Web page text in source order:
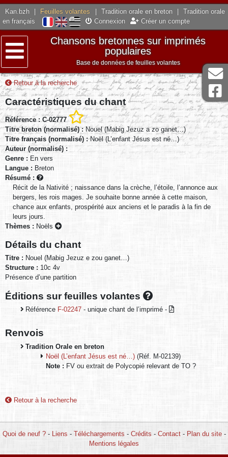
Kan.bzh Feuilles volantes Tradition orale en breton
Tradition orale
en français
Connexion Créer un compte
Menu
Chansons bretonnes sur imprimés
populaires
Base de données de feuilles volantes
Retour à la recherche
Caractéristiques du chant
Référence : C-02777
Titre breton (normalisé) :Nouel (Mabig Jezuz a zo ganet…)
Titre français (normalisé) :Noël (L’enfant Jésus est né…)
Auteur (normalisé) :
Genre : En vers
Langue : Breton
Résumé :
Récit de la Nativité ; naissance dans la crèche, l’étoile, l’annonce aux
bergers, les rois mages. Je souhaite bonne année à cette maison,
chance aux enfants, prospérité aux anciens et le paradis à la fin de
leurs jours.
Thèmes : Noëls
Détails du chant
Titre : Nouel (Mabig Jezuz e zou ganet…)
Structure : 10c 4v
Présence d’une partition
Éditions sur feuilles volantes
Référence F-02247 - unique chant de l’imprimé -
Renvois
Tradition Orale en breton
Noël (L’enfant Jésus est né…) (Réf. M-02139)
Note : FV ou extrait de Polycopié relevant de TO ?
Retour à la recherche
Quoi de neuf ?- Liens - Téléchargements - Crédits - Contact- Plan du site-
Mentions légales